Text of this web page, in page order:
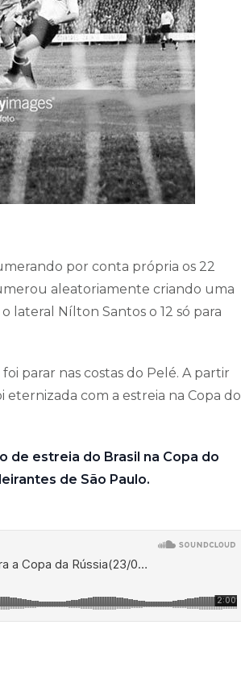
por conta própria os 22
aleatoriamente criando uma
lateral Nílton Santos o 12 só para
parar nas costas do Pelé. A partir
eternizada com a estreia na Copa do
de estreia do Brasil na Copa do
de São Paulo.